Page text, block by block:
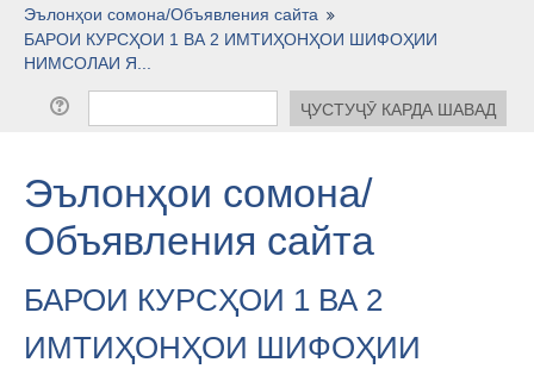
Эълонҳои сомона/Объявления сайта
БАРОИ КУРСҲОИ 1 ВА 2 ИМТИҲОНҲОИ ШИФОҲИИ
НИМСОЛАИ Я...
Эълонҳои сомона/
Объявления сайта
БАРОИ КУРСҲОИ 1 ВА 2
ИМТИҲОНҲОИ ШИФОҲИИ